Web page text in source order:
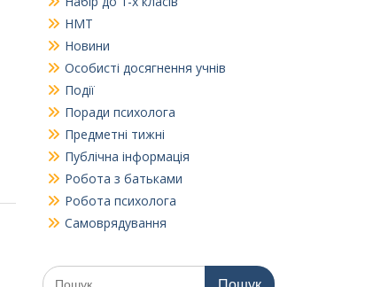
НМТ
Новини
Особисті досягнення учнів
Події
Поради психолога
Предметні тижні
Публічна інформація
Робота з батьками
Робота психолога
Самоврядування
Шукати: